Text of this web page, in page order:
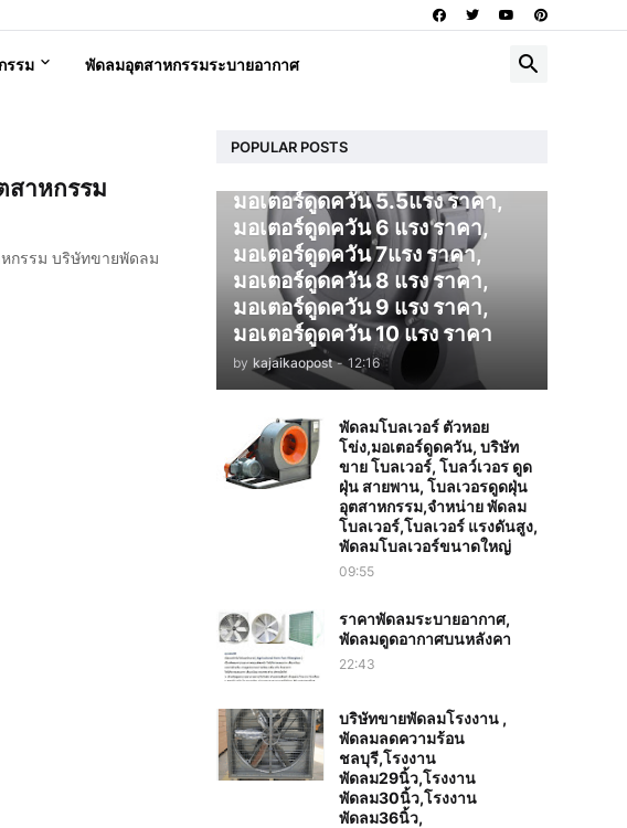
รรม พัดลมอุตสาหกรรมระบายอากาศ
สาหกรรม
กรรม บริษัทขายพัดลม
POPULAR POSTS
มอเตอร์ดูดควัน 1 แรง ราคา,
มอเตอร์ดูดควัน 4 แรง ราคา,
มอเตอร์ดูดควัน 5.5แรง ราคา,
มอเตอร์ดูดควัน 6 แรง ราคา,
มอเตอร์ดูดควัน 7แรง ราคา,
มอเตอร์ดูดควัน 8 แรง ราคา,
มอเตอร์ดูดควัน 9 แรง ราคา,
มอเตอร์ดูดควัน 10 แรง ราคา
by kajaikaopost - 12:16
พัดลมโบลเวอร์ ตัวหอย
โข่ง,มอเตอร์ดูดควัน, บริษัท
ขาย โบลเวอร์, โบลว์เวอร ดูด
ฝุ่น สายพาน, โบลเวอรดูดฝุ่น
อุตสาหกรรม,จำหน่าย พัดลม
โบลเวอร์,โบลเวอร์ แรงดันสูง,
พัดลมโบลเวอร์ขนาดใหญ่
09:55
ราคาพัดลมระบายอากาศ,
พัดลมดูดอากาศบนหลังคา
22:43
บริษัทขายพัดลมโรงงาน ,
พัดลมลดความร้อน
ชลบุรี,โรงงาน
พัดลม29นิ้ว,โรงงาน
พัดลม30นิ้ว,โรงงาน
พัดลม36นิ้ว,